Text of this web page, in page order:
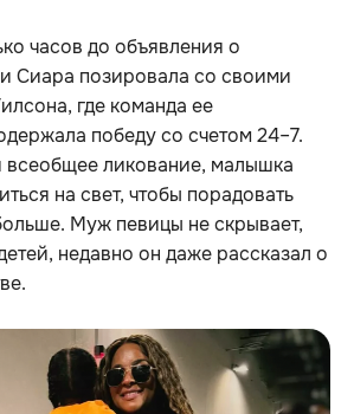
часов до объявления о
Сиара позировала со своими
где команда ее
победу со счетом 24–7.
всеобщее ликование, малышка
на свет, чтобы порадовать
Муж певицы не скрывает,
недавно он даже рассказал о